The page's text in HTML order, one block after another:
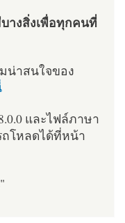
างสิ่งเพื่อทุกคนที่
น่าสนใจของ
และไฟล์ภาษา
โหลดได้ที่หน้า
"